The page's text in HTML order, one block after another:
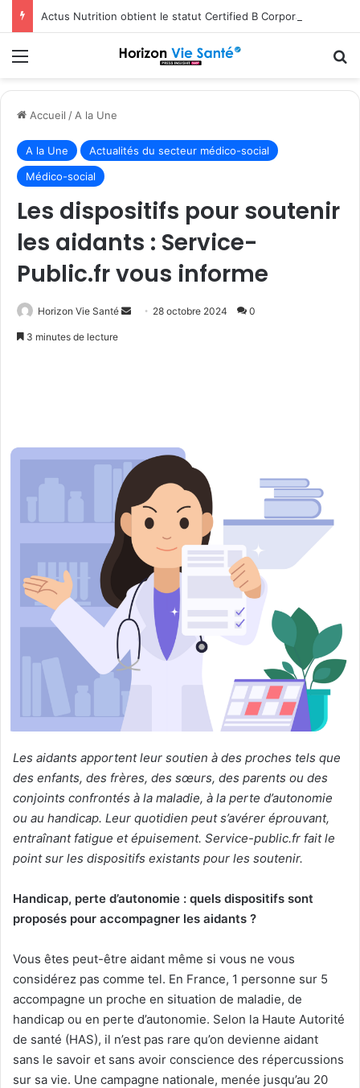
Actus Nutrition obtient le statut Certified B Corporation™
Menu
Accueil /A la Une
A la Une
Actualités du secteur médico-social
Médico-social
Les dispositifs pour soutenir
les aidants : Service-
Public.fr vous informe
Horizon Vie Santé
Envoyer28 octobre 2024 0
3 minutes de lecture
Les aidants apportent leur soutien à des proches tels que
des enfants, des frères, des sœurs, des parents ou des
conjoints confrontés à la maladie, à la perte d’autonomie
ou au handicap. Leur quotidien peut s’avérer éprouvant,
entraînant fatigue et épuisement. Service-public.fr fait le
point sur les dispositifs existants pour les soutenir.
Handicap, perte d’autonomie : quels dispositifs sont
proposés pour accompagner les aidants ?
Vous êtes peut-être aidant même si vous ne vous
considérez pas comme tel. En France, 1 personne sur 5
accompagne un proche en situation de maladie, de
handicap ou en perte d’autonomie. Selon la Haute Autorité
de santé (HAS), il n’est pas rare qu’on devienne aidant
sans le savoir et sans avoir conscience des répercussions
sur sa vie. Une campagne nationale, menée jusqu’au 20